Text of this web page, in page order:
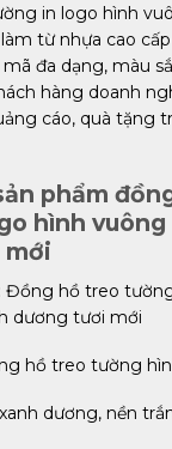
in logo hình
từ nhựa cao
đa dạng, màu
hàng doanh
cáo, quà tặng
phẩm
hình vuông
Đồng hồ treo
dương tươi mới
hồ treo tường
dương, nền